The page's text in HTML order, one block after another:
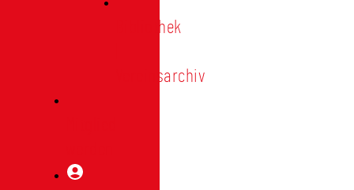
Bibliothek
Vereinsarchiv